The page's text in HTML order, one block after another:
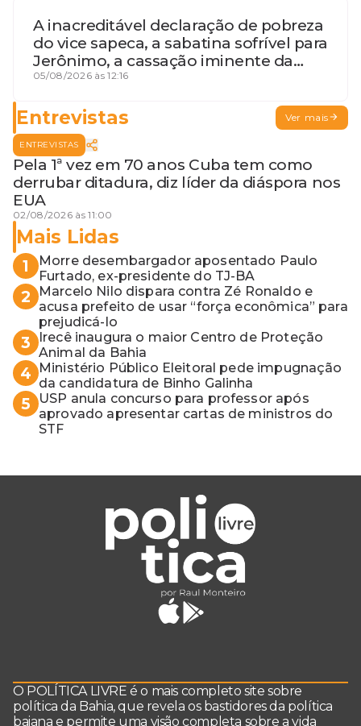
A inacreditável declaração de pobreza
do vice sapeca, a sabatina sofrível para
Jerônimo, a cassação iminente da
desembargadora e a vaga do Quinto
05/08/2026 às 12:16
Entrevistas Ver mais
ENTREVISTAS
Pela 1ª vez em 70 anos Cuba tem como
derrubar ditadura, diz líder da diáspora nos
EUA
02/08/2026 às 11:00
Mais Lidas
1
Morre desembargador aposentado Paulo
Furtado, ex-presidente do TJ-BA
2
Marcelo Nilo dispara contra Zé Ronaldo e
acusa prefeito de usar “força econômica” para
prejudicá-lo
3
Irecê inaugura o maior Centro de Proteção
Animal da Bahia
4
Ministério Público Eleitoral pede impugnação
da candidatura de Binho Galinha
5
USP anula concurso para professor após
aprovado apresentar cartas de ministros do
STF
O POLÍTICA LIVRE é o mais completo site sobre
política da Bahia, que revela os bastidores da política
baiana e permite uma visão completa sobre a vida